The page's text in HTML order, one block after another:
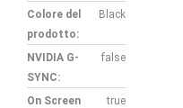
Colore del
prodotto:
Black
NVIDIA G-
SYNC:
false
On Screen
true